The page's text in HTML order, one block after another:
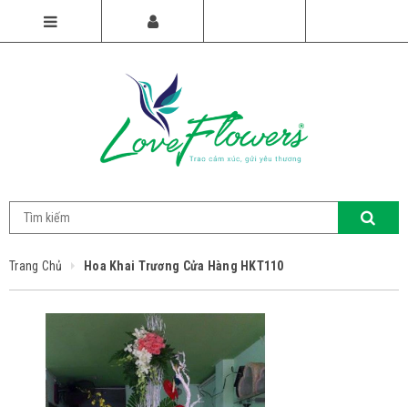
Trang Chủ Hoa Khai Trương Cửa Hàng HKT110